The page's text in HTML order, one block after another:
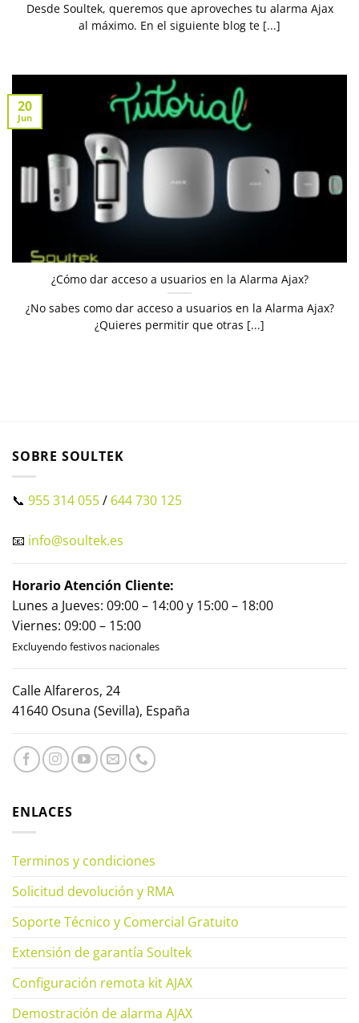
Desde Soultek, queremos que aproveches tu alarma Ajax
al máximo. En el siguiente blog te [...]
¿Cómo dar acceso a usuarios en la Alarma Ajax?
¿No sabes como dar acceso a usuarios en la Alarma Ajax?
¿Quieres permitir que otras [...]
20
Jun
SOBRE SOULTEK
📞 955 314 055/ 644 730 125
📧 info@soultek.es
Horario Atención Cliente:
Lunes a Jueves: 09:00 – 14:00 y 15:00 – 18:00
Viernes: 09:00 – 15:00
Excluyendo festivos nacionales
Calle Alfareros, 24
41640 Osuna (Sevilla), España
ENLACES
Terminos y condiciones
Solicitud devolución y RMA
Soporte Técnico y Comercial Gratuito
Extensión de garantía Soultek
Configuración remota kit AJAX
Demostración de alarma AJAX